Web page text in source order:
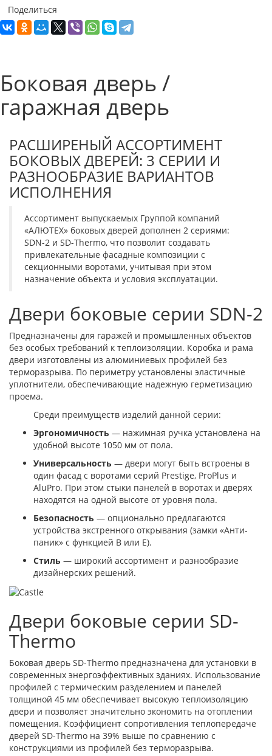
Поделиться
Боковая дверь /
гаражная дверь
РАСШИРЕНЫЙ АССОРТИМЕНТ
БОКОВЫХ ДВЕРЕЙ: 3 СЕРИИ И
РАЗНООБРАЗИЕ ВАРИАНТОВ
ИСПОЛНЕНИЯ
Ассортимент выпускаемых Группой компаний
«АЛЮТЕХ» боковых дверей дополнен 2 сериями:
SDN-2 и SD-Thermo, что позволит создавать
привлекательные фасадные композиции с
секционными воротами, учитывая при этом
назначение объекта и условия эксплуатации.
Двери боковые серии SDN-2
Предназначены для гаражей и промышленных объектов
без особых требований к теплоизоляции. Коробка и рама
двери изготовлены из алюминиевых профилей без
терморазрыва. По периметру установлены эластичные
уплотнители, обеспечивающие надежную герметизацию
проема.
Среди преимуществ изделий данной серии:
Эргономичность — нажимная ручка установлена на
удобной высоте 1050 мм от пола.
Универсальность — двери могут быть встроены в
один фасад с воротами серий Prestige, ProPlus и
AluPro. При этом стыки панелей в воротах и дверях
находятся на одной высоте от уровня пола.
Безопасность — опционально предлагаются
устройства экстренного открывания (замки «Анти-
паник» с функцией B или E).
Стиль — широкий ассортимент и разнообразие
дизайнерских решений.
Двери боковые серии SD-
Thermo
Боковая дверь SD-Thermo предназначена для установки в
современных энергоэффективных зданиях. Использование
профилей с термическим разделением и панелей
толщиной 45 мм обеспечивает высокую теплоизоляцию
двери и позволяет значительно экономить на отоплении
помещения. Коэффициент сопротивления теплопередаче
дверей SD-Thermo на 39% выше по сравнению с
конструкциями из профилей без терморазрыва.